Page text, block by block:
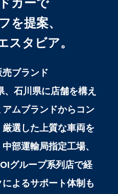
を提案、
スタビア。
ブランド
、石川県に店舗を構え
ムブランドからコン
選した上質な車両を
部運輸局指定工場、
グループ系列店で経
よるサポート体制も